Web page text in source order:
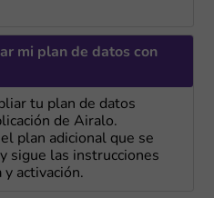
mi plan de datos con
tu plan de datos
de Airalo.
plan adicional que se
sigue las instrucciones
activación.